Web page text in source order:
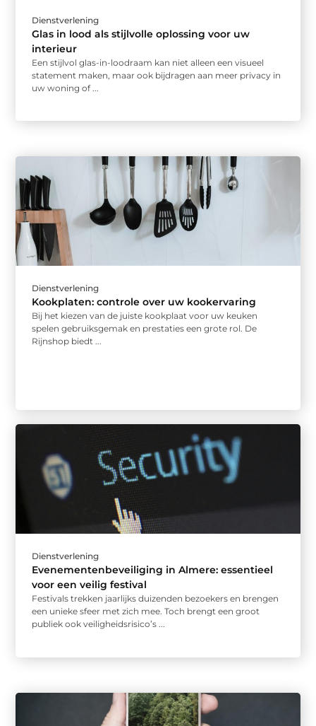
Dienstverlening
Glas in lood als stijlvolle oplossing voor uw
interieur
Een stijlvol glas-in-loodraam kan niet alleen een visueel
statement maken, maar ook bijdragen aan meer privacy in
uw woning of ...
Dienstverlening
Kookplaten: controle over uw kookervaring
Bij het kiezen van de juiste kookplaat voor uw keuken
spelen gebruiksgemak en prestaties een grote rol. De
Rijnshop biedt ...
Dienstverlening
Evenementenbeveiliging in Almere: essentieel
voor een veilig festival
Festivals trekken jaarlijks duizenden bezoekers en brengen
een unieke sfeer met zich mee. Toch brengt een groot
publiek ook veiligheidsrisico’s ...